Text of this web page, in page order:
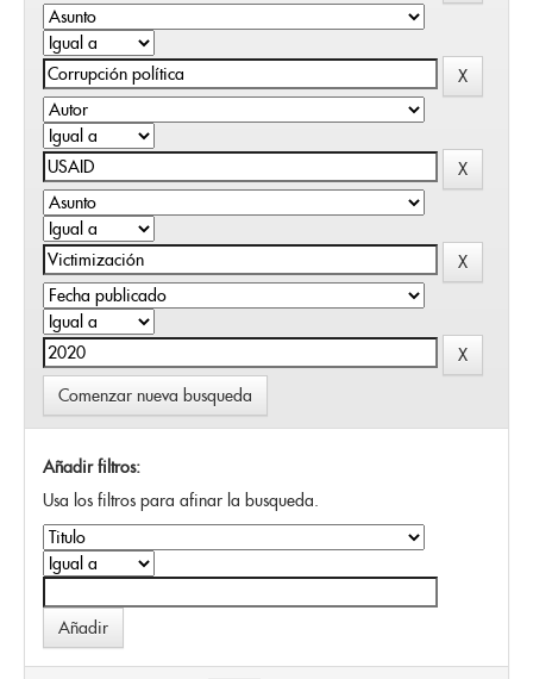
Comenzar nueva busqueda
Añadir filtros:
Usa los filtros para afinar la busqueda.